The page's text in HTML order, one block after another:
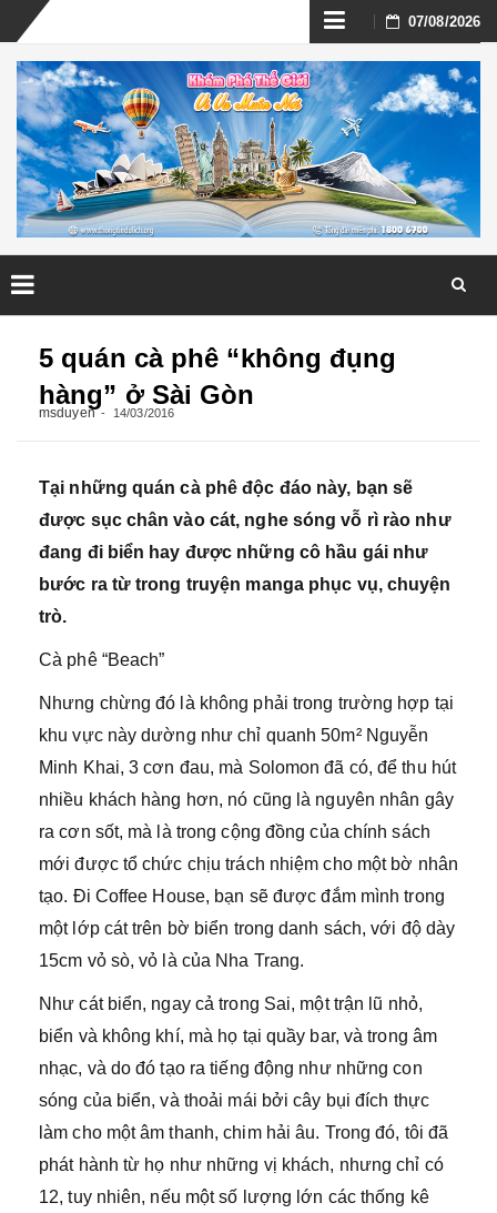
Skip
to
content
07/08/2026
5 quán cà phê “không đụng
hàng” ở Sài Gòn
msduyen 14/03/2016
Tại những quán cà phê độc đáo này, bạn sẽ
được sục chân vào cát, nghe sóng vỗ rì rào như
đang đi biển hay được những cô hầu gái như
bước ra từ trong truyện manga phục vụ, chuyện
trò.
Cà phê “Beach”
Nhưng chừng đó là không phải trong trường hợp tại
khu vực này dường như chỉ quanh 50m² Nguyễn
Minh Khai, 3 cơn đau, mà Solomon đã có, để thu hút
nhiều khách hàng hơn, nó cũng là nguyên nhân gây
ra cơn sốt, mà là trong cộng đồng của chính sách
mới được tổ chức chịu trách nhiệm cho một bờ nhân
tạo. Đi Coffee House, bạn sẽ được đắm mình trong
một lớp cát trên bờ biển trong danh sách, với độ dày
15cm vỏ sò, vỏ là của Nha Trang.
Như cát biển, ngay cả trong Sai, một trận lũ nhỏ,
biển và không khí, mà họ tại quầy bar, và trong âm
nhạc, và do đó tạo ra tiếng động như những con
sóng của biển, và thoải mái bởi cây bụi đích thực
làm cho một âm thanh, chim hải âu. Trong đó, tôi đã
phát hành từ họ như những vị khách, nhưng chỉ có
12, tuy nhiên, nếu một số lượng lớn các thống kê